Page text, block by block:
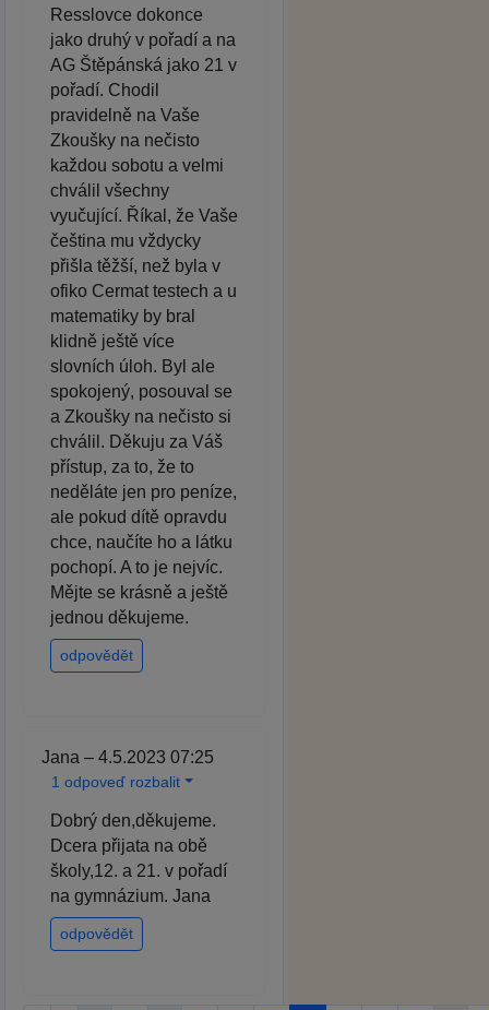
Resslovce dokonce
jako druhý v pořadí a na
AG Štěpánská jako 21 v
pořadí. Chodil
pravidelně na Vaše
Zkoušky na nečisto
každou sobotu a velmi
chválil všechny
vyučující. Říkal, že Vaše
čeština mu vždycky
přišla těžší, než byla v
ofiko Cermat testech a u
matematiky by bral
klidně ještě více
slovních úloh. Byl ale
spokojený, posouval se
a Zkoušky na nečisto si
chválil. Děkuju za Váš
přístup, za to, že to
neděláte jen pro peníze,
ale pokud dítě opravdu
chce, naučíte ho a látku
pochopí. A to je nejvíc.
Mějte se krásně a ještě
jednou děkujeme.
odpovědět
Jana – 4.5.2023 07:25
1 odpoveď rozbalit
Dobrý den,děkujeme.
Dcera přijata na obě
školy,12. a 21. v pořadí
na gymnázium. Jana
odpovědět